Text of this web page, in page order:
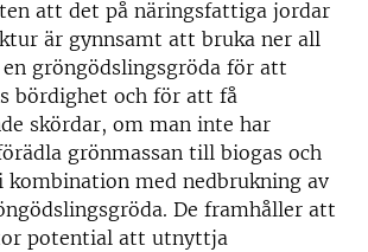
att det på näringsfattiga jordar
är gynnsamt att bruka ner all
gröngödslingsgröda för att
bördighet och för att få
skördar, om man inte har
grönmassan till biogas och
kombination med nedbrukning av
De framhåller att
potential att utnyttja